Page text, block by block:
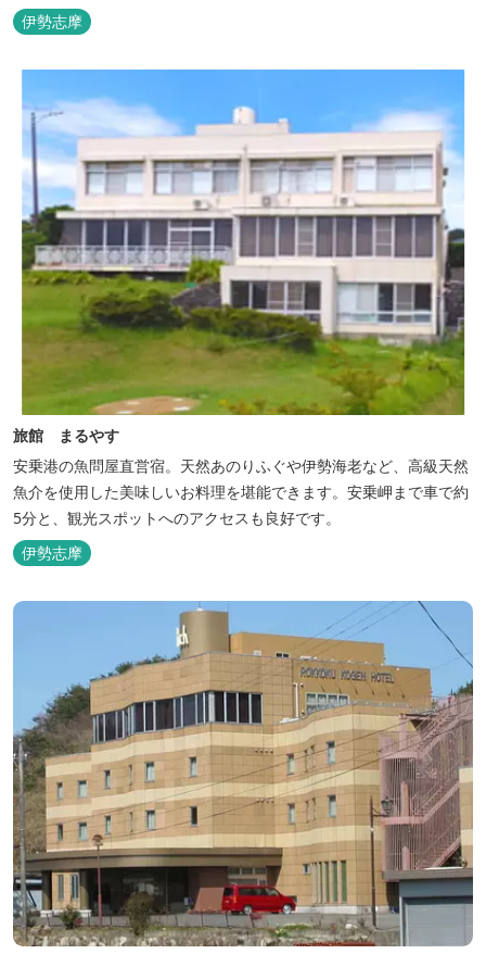
伊勢志摩
旅館 まるやす
安乗港の魚問屋直営宿。天然あのりふぐや伊勢海老など、高級天然
魚介を使用した美味しいお料理を堪能できます。安乗岬まで車で約
5分と、観光スポットへのアクセスも良好です。
伊勢志摩